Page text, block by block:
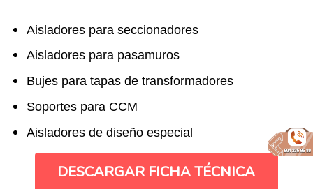
Aisladores para seccionadores
Aisladores para pasamuros
Bujes para tapas de transformadores
Soportes para CCM
Aisladores de diseño especial
DESCARGAR FICHA TÉCNICA